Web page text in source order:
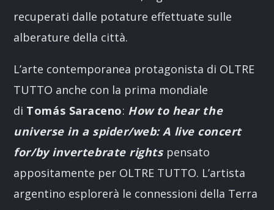
recuperati dalle potature effettuate sulle
alberature della città.
L’arte contemporanea protagonista di OLTRE
TUTTO anche con la prima mondiale
di Tomás Saraceno: How to hear the
universe in a spider/web: A live concert
for/by invertebrate rights pensato
appositamente per OLTRE TUTTO. L’artista
argentino esplorerà le connessioni della Terra